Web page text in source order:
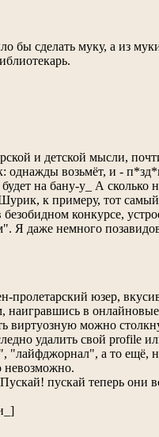
бы сделать муку, а из
и детской мысли,
однажды возьмёт, и -
на бану-у_ А сколько
Шурик, к примеру, тот
конкурсе,
Я даже немного
юзер,
наигравшись в
виртуозную можно
удалить свой profile
"лайфджорнал", а то ещё,
невозможно.
пускай теперь они